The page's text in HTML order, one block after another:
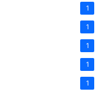
1
1
1
1
1